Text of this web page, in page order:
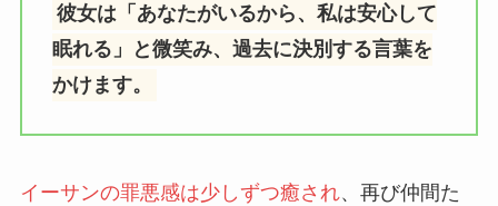
彼女は「あなたがいるから、私は安心して
眠れる」と微笑み、過去に決別する言葉を
かけます。
イーサンの罪悪感は少しずつ癒され、再び仲間た